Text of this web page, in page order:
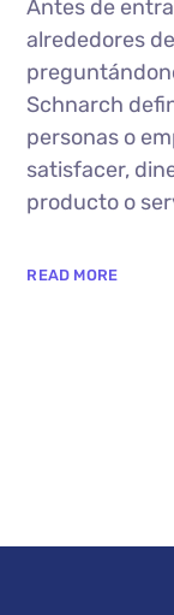
Antes de
alrededores
Schnarch
personas o
satisfacer,
producto o
READ MORE